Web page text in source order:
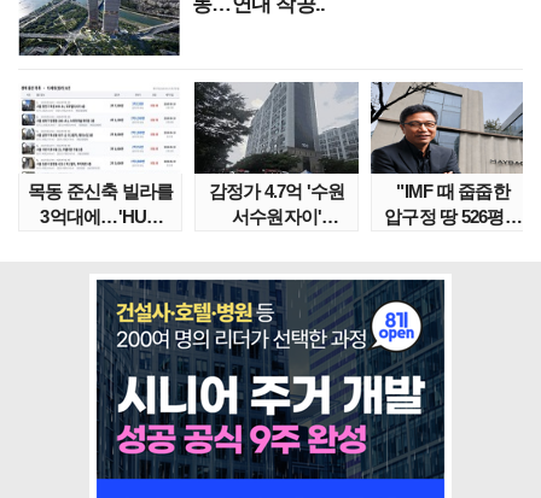
목동 준신축 빌라를
3억대에…'HUG
감정가 4.7억 '수원
서수원자이'
"IMF 때 줍줍한
압구정 땅 526평의